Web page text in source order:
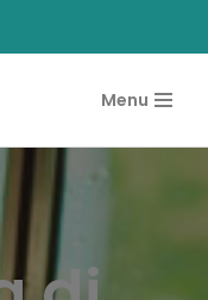
Menu